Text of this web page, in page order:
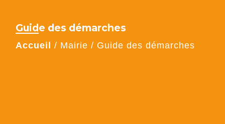
Guide des démarches
Accueil / Mairie / Guide des démarches